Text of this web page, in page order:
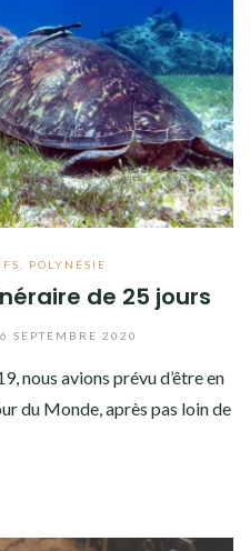
POLYNÉSIE
de 25 jours
6 SEPTEMBRE 2020
nous avions prévu d’être en
du Monde, après pas loin de